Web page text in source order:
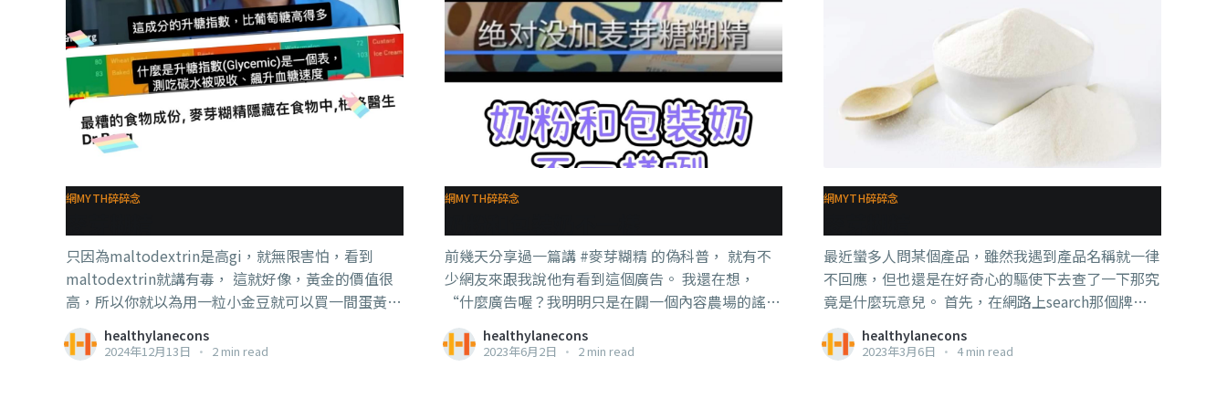
網MYTH碎碎念
只因為maltodextrin是高gi，就無限害怕，看到
maltodextrin就講有毒， 這就好像，黃金的價值很
高，所以你就以為用一粒小金豆就可以買一間蛋黃區
的屋子一樣， 一樣誤會很大。 不論好的壞的，都是
要看【量】的。OK？ #吃貨營養學 #帶腦上網 #知識
healthylanecons
2024年12月13日 • 2 min read
網MYTH碎碎念
前幾天分享過一篇講 #麥芽糊精 的偽科普， 就有不
少網友來跟我說他有看到這個廣告。 我還在想，
“什麼廣告喔？我明明只是在闢一個內容農場的謠罷
了，你們不要害我哦～” 之後我才看到那個傳說中
的廣告，再比較一下那個內容農場的內容，媽耶～原
healthylanecons
2023年6月2日 • 2 min read
網MYTH碎碎念
最近蠻多人問某個產品，雖然我遇到產品名稱就一律
不回應，但也還是在好奇心的驅使下去查了一下那究
竟是什麼玩意兒。 首先，在網路上search那個牌
子，看到的都是：他們有什麼認證，有多麼天然，有
什麼神奇科學減肥技術，有多少營養師的團隊，有什
healthylanecons
2023年3月6日 • 4 min read